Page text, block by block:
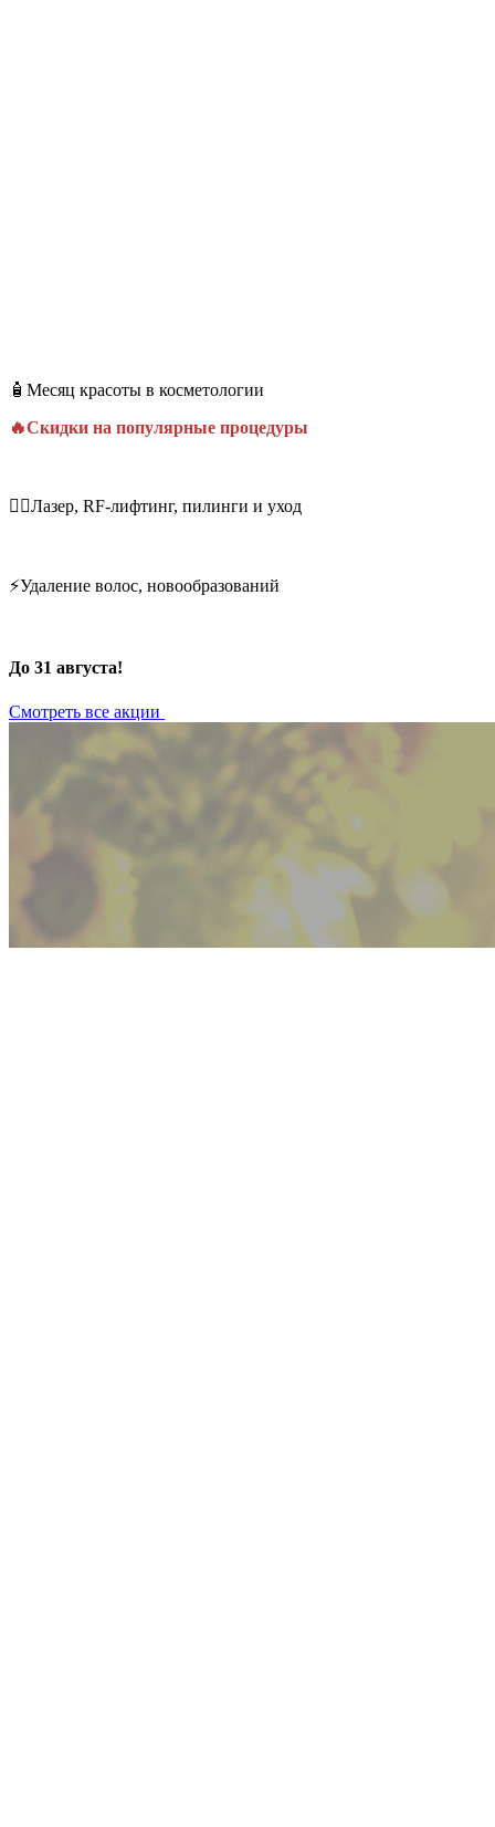
🧴Месяц красоты в косметологии
🔥Скидки на популярные процедуры
💆‍♀️Лазер, RF-лифтинг, пилинги и уход
⚡Удаление волос, новообразований
До 31 августа!
Смотреть все акции